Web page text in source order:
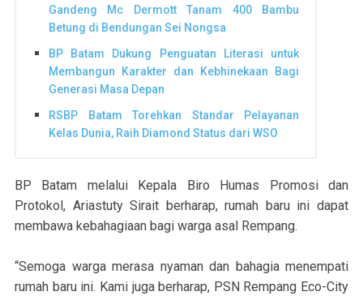
Gandeng Mc Dermott Tanam 400 Bambu
Betung di Bendungan Sei Nongsa
BP Batam Dukung Penguatan Literasi untuk
Membangun Karakter dan Kebhinekaan Bagi
Generasi Masa Depan
RSBP Batam Torehkan Standar Pelayanan
Kelas Dunia, Raih Diamond Status dari WSO
BP Batam melalui Kepala Biro Humas Promosi dan
Protokol, Ariastuty Sirait berharap, rumah baru ini dapat
membawa kebahagiaan bagi warga asal Rempang.
“Semoga warga merasa nyaman dan bahagia menempati
rumah baru ini. Kami juga berharap, PSN Rempang Eco-City